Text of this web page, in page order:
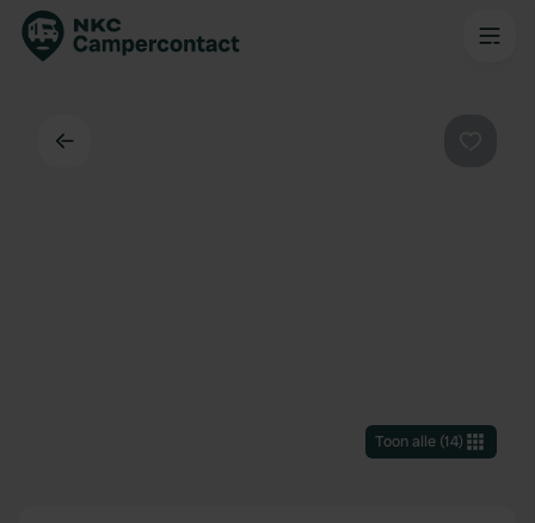
Toon alle(14)